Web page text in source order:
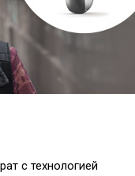
с технологией